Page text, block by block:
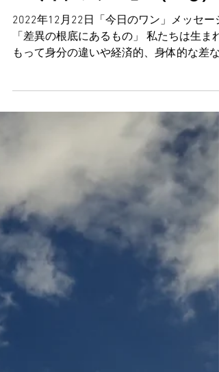
「今日のワン」（165）
2022年12月22日「今日のワン」メッセージ
「差異の根底にあるもの」 私たちは生まれ
もって身分の違いや経済的、身体的な差な
ものを抱えながら生きているが、マリアの
歌には次のように記されている。「主はそ
腕で力を振るい、思い上がる者を打ち散ら
し、権力ある者をその座から引...